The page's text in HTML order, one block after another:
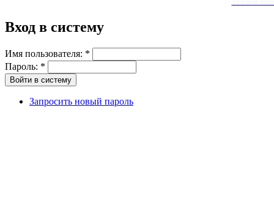
Вход в систему
Имя пользователя: *
Пароль: *
Запросить новый пароль